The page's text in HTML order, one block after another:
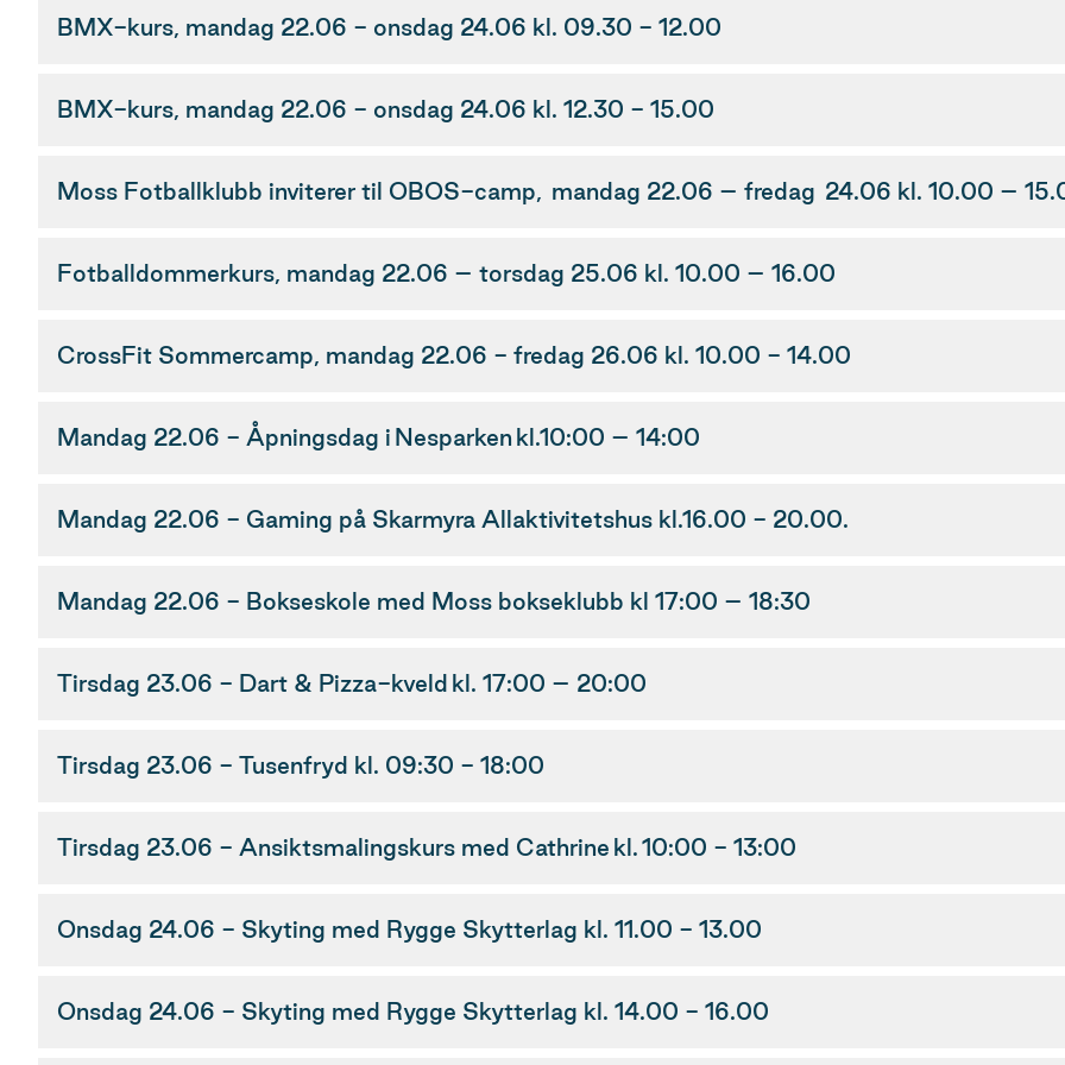
BMX-kurs, mandag 22.06 - onsdag 24.06 kl. 09.30 - 12.00
BMX-kurs, mandag 22.06 - onsdag 24.06 kl. 12.30 - 15.00
Moss Fotballklubb inviterer til OBOS-camp, mandag 22.06 – fredag 24.06 kl. 10.00 –
Fotballdommerkurs, mandag 22.06 – torsdag 25.06 kl. 10.00 – 16.00
CrossFit Sommercamp, mandag 22.06 - fredag 26.06 kl. 10.00 - 14.00
Mandag 22.06 - Åpningsdag i Nesparken kl.10:00 – 14:00
Mandag 22.06 - Gaming på Skarmyra Allaktivitetshus kl.16.00 - 20.00.
Mandag 22.06 - Bokseskole med Moss bokseklubb kl 17:00 – 18:30
Tirsdag 23.06 - Dart & Pizza-kveld kl. 17:00 – 20:00
Tirsdag 23.06 - Tusenfryd kl. 09:30 - 18:00
Tirsdag 23.06 - Ansiktsmalingskurs med Cathrine kl. 10:00 - 13:00
Onsdag 24.06 - Skyting med Rygge Skytterlag kl. 11.00 - 13.00
Onsdag 24.06 - Skyting med Rygge Skytterlag kl. 14.00 - 16.00